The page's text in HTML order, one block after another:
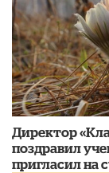
Директор
поздравил
пригласил на